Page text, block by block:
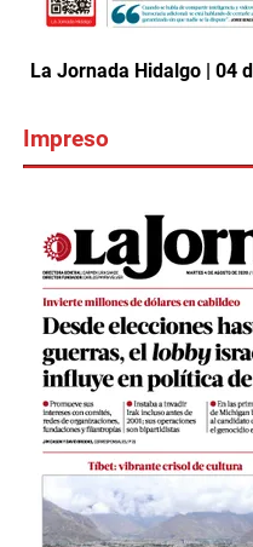
La Jornada Hidalgo | 04
Impreso